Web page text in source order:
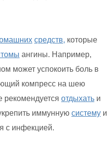
средств, которые
ангины. Например,
может успокоить боль в
компресс на шею
рекомендуется отдыхать и
иммунную систему и
с инфекцией.